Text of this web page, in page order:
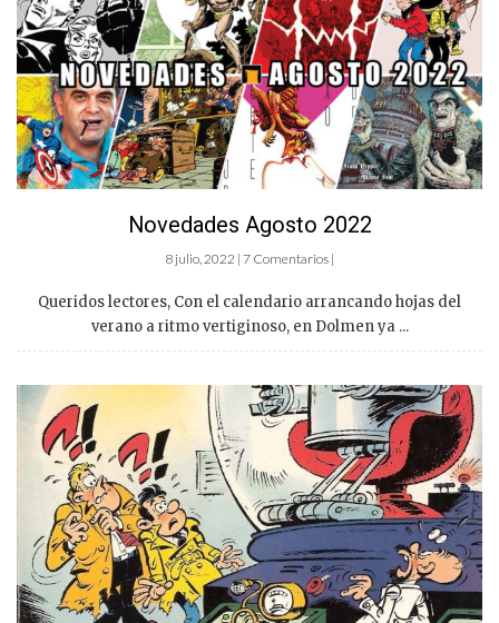
Novedades Agosto 2022
8 julio, 2022 | 7 Comentarios |
Queridos lectores, Con el calendario arrancando hojas del
verano a ritmo vertiginoso, en Dolmen ya ...